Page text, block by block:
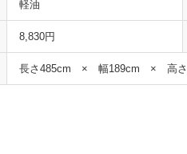
軽油
8,830円
長さ485cm × 幅189cm × 高さ